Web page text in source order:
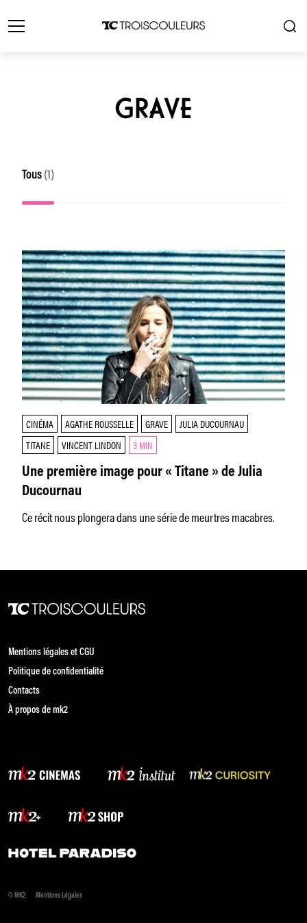
GRAVE
Tous (1)
CINÉMA AGATHE ROUSSELLE GRAVE
JULIA DUCOURNAU
TITANE
VINCENT LINDON 3 MIN
Une première image pour « Titane » de Julia
Ducournau
Ce récit nous plongera dans une série de meurtres macabres.
Mentions légales et CGU
Politique de confidentialité
Contacts
À propos de mk2
© MK2 Mentions Légales